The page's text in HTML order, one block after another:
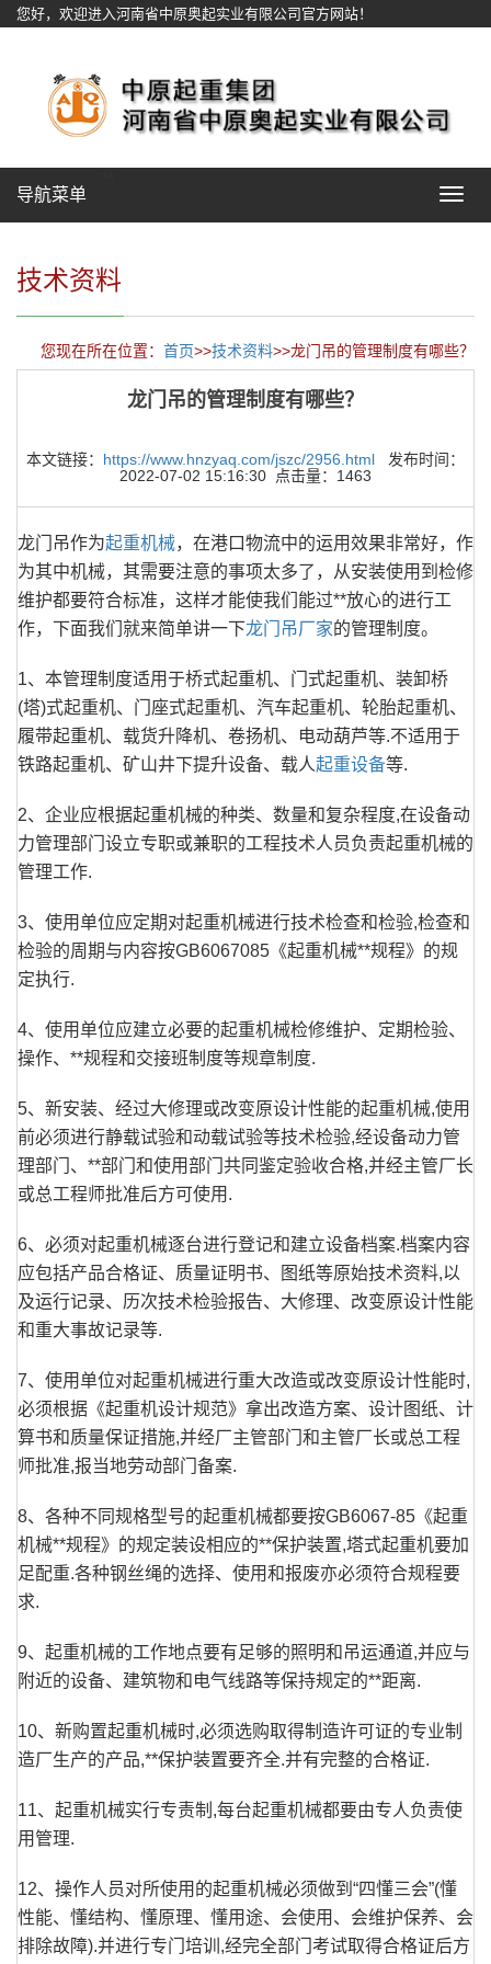
您好，欢迎进入河南省中原奥起实业有限公司官方网站！
Toggle
导航菜单
技术资料
您现在所在位置： 首页>>技术资料>>龙门吊的管理制度有哪些？
龙门吊的管理制度有哪些？
本文链接： https://www.hnzyaq.com/jszc/2956.html 发布时间：
2022-07-02 15:16:30 点击量：1463
龙门吊作为起重机械，在港口物流中的运用效果非常好，作
为其中机械，其需要注意的事项太多了，从安装使用到检修
维护都要符合标准，这样才能使我们能过**放心的进行工
作，下面我们就来简单讲一下龙门吊厂家的管理制度。
1、本管理制度适用于桥式起重机、门式起重机、装卸桥
(塔)式起重机、门座式起重机、汽车起重机、轮胎起重机、
履带起重机、载货升降机、卷扬机、电动葫芦等.不适用于
铁路起重机、矿山井下提升设备、载人起重设备等.
2、企业应根据起重机械的种类、数量和复杂程度,在设备动
力管理部门设立专职或兼职的工程技术人员负责起重机械的
管理工作.
3、使用单位应定期对起重机械进行技术检查和检验,检查和
检验的周期与内容按GB6067085《起重机械**规程》的规
定执行.
4、使用单位应建立必要的起重机械检修维护、定期检验、
操作、**规程和交接班制度等规章制度.
5、新安装、经过大修理或改变原设计性能的起重机械,使用
前必须进行静载试验和动载试验等技术检验,经设备动力管
理部门、**部门和使用部门共同鉴定验收合格,并经主管厂长
或总工程师批准后方可使用.
6、必须对起重机械逐台进行登记和建立设备档案.档案内容
应包括产品合格证、质量证明书、图纸等原始技术资料,以
及运行记录、历次技术检验报告、大修理、改变原设计性能
和重大事故记录等.
7、使用单位对起重机械进行重大改造或改变原设计性能时,
必须根据《起重机设计规范》拿出改造方案、设计图纸、计
算书和质量保证措施,并经厂主管部门和主管厂长或总工程
师批准,报当地劳动部门备案.
8、各种不同规格型号的起重机械都要按GB6067-85《起重
机械**规程》的规定装设相应的**保护装置,塔式起重机要加
足配重.各种钢丝绳的选择、使用和报废亦必须符合规程要
求.
9、起重机械的工作地点要有足够的照明和吊运通道,并应与
附近的设备、建筑物和电气线路等保持规定的**距离.
10、新购置起重机械时,必须选购取得制造许可证的专业制
造厂生产的产品,**保护装置要齐全.并有完整的合格证.
11、起重机械实行专责制,每台起重机械都要由专人负责使
用管理.
12、操作人员对所使用的起重机械必须做到“四懂三会”(懂
性能、懂结构、懂原理、懂用途、会使用、会维护保养、会
排除故障).并进行专门培训,经完全部门考试取得合格证后方